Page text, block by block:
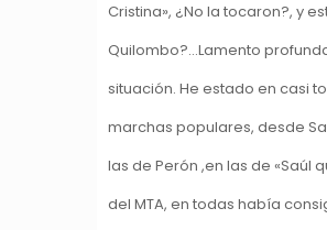
Cristina», ¿No la tocaron?, y
Quilombo?…Lamento
situación. He estado en casi
marchas populares, desde
las de Perón ,en las de «Saúl
del MTA, en todas había